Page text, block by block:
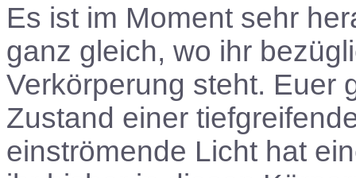
Es ist im Moment sehr
ganz gleich, wo ihr
Verkörperung steht. Euer
Zustand einer
einströmende Licht hat